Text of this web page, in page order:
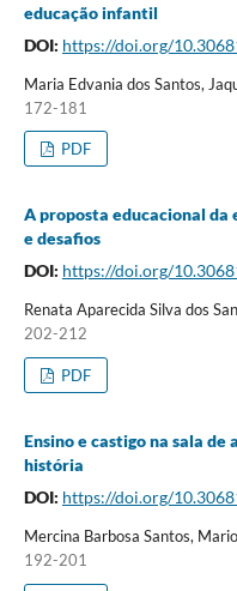
educação infantil
DOI: https://doi.org/
Maria Edvania dos Santos,
172-181
PDF
A proposta educacional da
e desafios
DOI: https://doi.org/
Renata Aparecida Silva dos
202-212
PDF
Ensino e castigo na sala
história
DOI: https://doi.org/
Mercina Barbosa Santos,
192-201